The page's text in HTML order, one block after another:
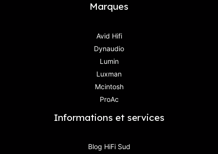
Marques
Avid Hifi
Dynaudio
Lumin
Luxman
Mcintosh
ProAc
Informations et services
Blog HiFi Sud